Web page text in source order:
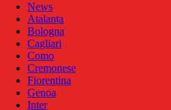
News
Atalanta
Bologna
Cagliari
Como
Cremonese
Fiorentina
Genoa
Inter